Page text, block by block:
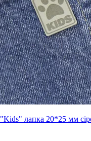
лапка 20*25 мм